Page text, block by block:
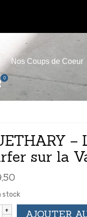
Nos Coups de Coeur
0
–
sur la
stock
AJOUTER